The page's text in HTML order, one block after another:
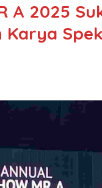
A 2025
Karya